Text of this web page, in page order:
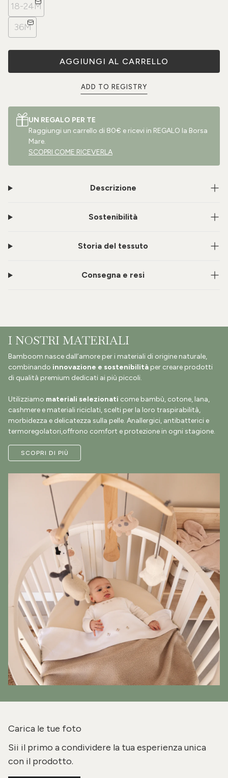
18-24M
36M
AGGIUNGI AL CARRELLO
ADD TO REGISTRY
UN REGALO PER TE
Raggiungi un carrello di 80€ e ricevi in REGALO la Borsa
Mare.
SCOPRI COME RICEVERLA
Descrizione
Sostenibilità
Storia del tessuto
Consegna e resi
I NOSTRI MATERIALI
Bamboom nasce dall’amore per i materiali di origine naturale,
combinando innovazione e sostenibilità per creare prodotti
di qualità premium dedicati ai più piccoli.
Utilizziamo materiali selezionati come bambù, cotone, lana,
cashmere e materiali riciclati, scelti per la loro traspirabilità,
morbidezza e delicatezza sulla pelle. Anallergici, antibatterici e
termoregolatori,offrono comfort e protezione in ogni stagione.
SCOPRI DI PIÙ
Carica le tue foto
Sii il primo a condividere la tua esperienza unica
con il prodotto.